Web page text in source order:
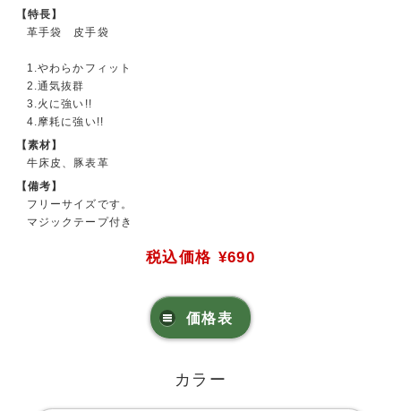
【特長】
革手袋 皮手袋
1.やわらかフィット
2.通気抜群
3.火に強い!!
4.摩耗に強い!!
【素材】
牛床皮、豚表革
【備考】
フリーサイズです。
マジックテープ付き
税込価格 ¥690
価格表
カラー